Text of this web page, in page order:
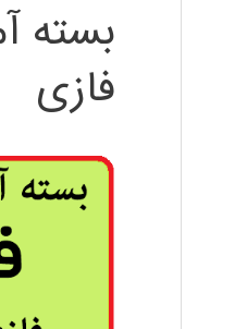
بسته
فازی